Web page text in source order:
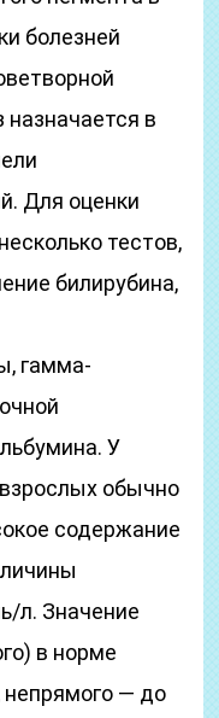
болезней
в
Для оценки
тестов,
билирубина,
гамма-
У
обычно
содержание
л. Значение
в норме
— до